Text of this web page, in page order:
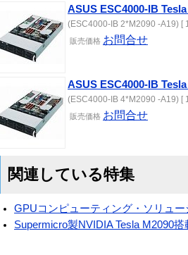
ASUS ESC4000-IB
(ESC4000-IB 2*M2090 -A19) [
販売価格 お問合せ
ASUS ESC4000-IB
(ESC4000-IB 4*M2090 -A19) [
販売価格 お問合せ
関連している特集
GPUコンピューティング・ソリュー
Supermicro製NVIDIA Tesla M2090